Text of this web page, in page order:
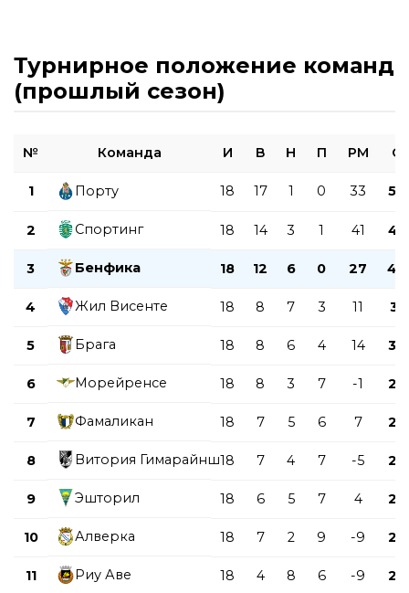
Турнирное положение команд
(прошлый сезон)
№ Команда И В Н П РМ О
1 Порту 18 17 1 0 33 52
2 Спортинг 18 14 3 1 41 45
3 Бенфика 18 12 6 0 27 42
4 Жил Висенте 18 8 7 3 11 31
5 Брага 18 8 6 4 14 30
6 Морейренсе 18 8 3 7 -1 27
7 Фамаликан 18 7 5 6 7 26
8 Витория Гимарайнш18 7 4 7 -5 25
9 Эшторил 18 6 5 7 4 23
10 Алверка 18 7 2 9 -9 23
11 Риу Аве 18 4 8 6 -9 20